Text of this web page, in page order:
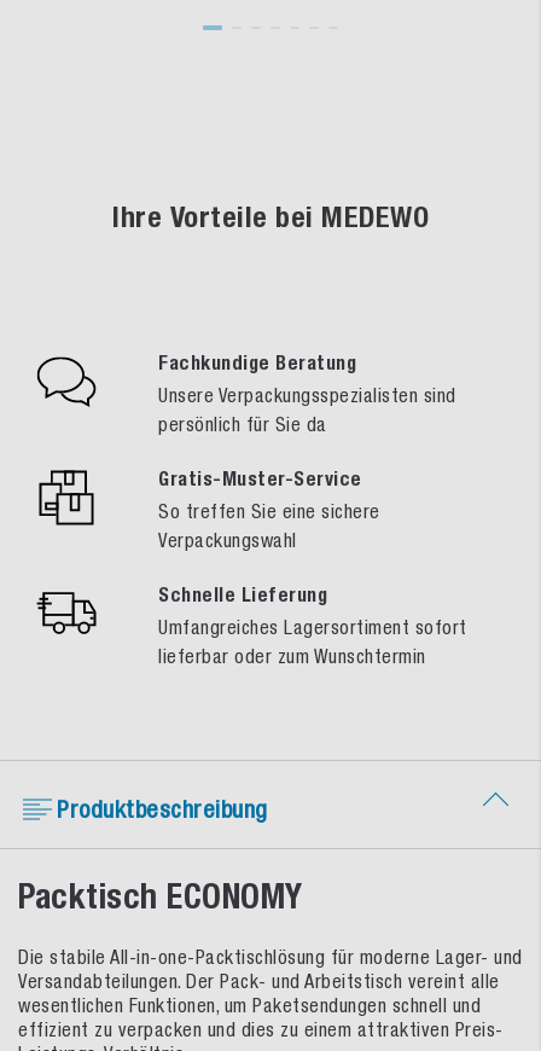
Ihre Vorteile bei MEDEWO
Fachkundige Beratung
Unsere Verpackungsspezialisten sind
persönlich für Sie da
Gratis-Muster-Service
So treffen Sie eine sichere
Verpackungswahl
Schnelle Lieferung
Umfangreiches Lagersortiment sofort
lieferbar oder zum Wunschtermin
Produktbeschreibung
Packtisch ECONOMY
Die stabile All-in-one-Packtischlösung für moderne Lager- und
Versandabteilungen. Der Pack- und Arbeitstisch vereint alle
wesentlichen Funktionen, um Paketsendungen schnell und
effizient zu verpacken und dies zu einem attraktiven Preis-